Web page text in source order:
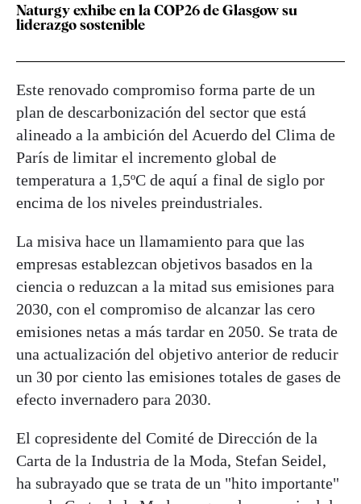
Naturgy exhibe en la COP26 de Glasgow su
liderazgo sostenible
Este renovado compromiso forma parte de un
plan de descarbonización del sector que está
alineado a la ambición del Acuerdo del Clima de
París de limitar el incremento global de
temperatura a 1,5ºC de aquí a final de siglo por
encima de los niveles preindustriales.
La misiva hace un llamamiento para que las
empresas establezcan objetivos basados en la
ciencia o reduzcan a la mitad sus emisiones para
2030, con el compromiso de alcanzar las cero
emisiones netas a más tardar en 2050. Se trata de
una actualización del objetivo anterior de reducir
un 30 por ciento las emisiones totales de gases de
efecto invernadero para 2030.
El copresidente del Comité de Dirección de la
Carta de la Industria de la Moda, Stefan Seidel,
ha subrayado que se trata de un "hito importante"